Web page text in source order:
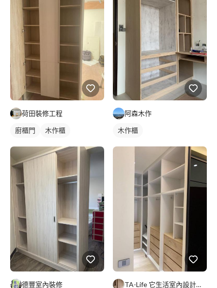
荷田裝修工程
廚櫃門 木作櫃
德豐室內裝修
阿森木作
木作櫃
TA-Life 它生活室內設計工程美學